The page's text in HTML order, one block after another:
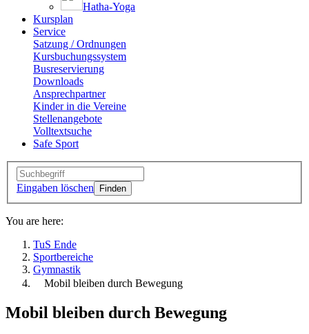
Hatha-Yoga
Kursplan
Service
Satzung / Ordnungen
Kursbuchungssystem
Busreservierung
Downloads
Ansprechpartner
Kinder in die Vereine
Stellenangebote
Volltextsuche
Safe Sport
Eingaben löschen
You are here:
TuS Ende
Sportbereiche
Gymnastik
Mobil bleiben durch Bewegung
Mobil bleiben durch Bewegung